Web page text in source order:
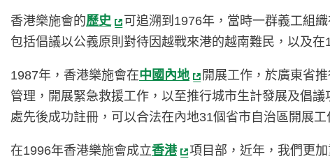
香港樂施會的歷史
可追溯到1976年，當時一群義工組
包括倡議以公義原則對待因越戰來港的越南難民，以及
1987年，香港樂施會在中國內地
開展工作，於廣東省
管理，開展緊急救援工作，以至推行城市生計發展及倡
處先後成功註冊，可以合法在內地31個省市自治區開展工
在1996年香港樂施會成立香港
項目部，近年，我們更